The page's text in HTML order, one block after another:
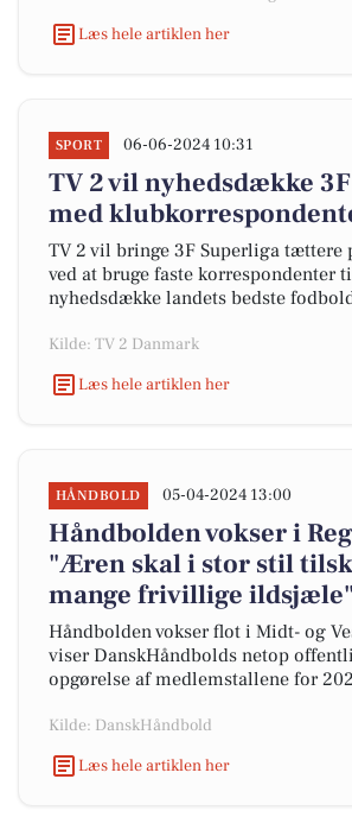
Læs hele artiklen her
SPORT 06-06-2024 10:31
TV 2 vil nyhedsdække
med
TV 2 vil bringe 3F Superliga tættere
ved at bruge faste korrespondenter
nyhedsdække landets bedste
Kilde: TV 2 Danmark
Læs hele artiklen her
HÅNDBOLD 05-04-2024 13:00
Håndbolden vokser i
"Æren skal i stor stil
mange frivillige ildsjæle"
Håndbolden vokser flot i Midt- og
viser DanskHåndbolds netop
opgørelse af medlemstallene for
Kilde: DanskHåndbold
Læs hele artiklen her